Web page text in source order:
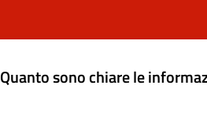
Quanto sono chiare le